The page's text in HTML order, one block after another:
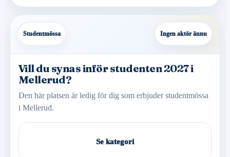
Studentmössa Ingen aktör ännu
Vill du synas inför studenten 2027 i
Mellerud?
Den här platsen är ledig för dig som erbjuder studentmössa
i Mellerud.
Se kategori